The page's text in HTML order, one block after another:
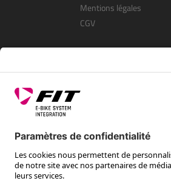
Mentions légales
CGV